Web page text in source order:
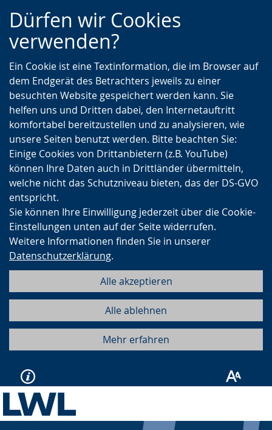
Zur
Hauptnavigation
Zur
Seitennavigation
Zum
Inhalt
Dürfen wir Cookies
verwenden?
Ein Cookie ist eine Textinformation, die im Browser auf
dem Endgerät des Betrachters jeweils zu einer
besuchten Website gespeichert werden kann. Sie
helfen uns und Dritten dabei, den Internetauftritt
komfortabel bereitzustellen und zu analysieren, wie
unsere Seiten benutzt werden. Bitte beachten Sie:
Einige Cookies von Drittanbietern (z.B. YouTube)
können Ihre Daten auch in Drittländer übermitteln,
welche nicht das Schutzniveau bieten, das der DS-GVO
entspricht.
Sie können Ihre Einwilligung jederzeit über die Cookie-
Einstellungen unten auf der Seite widerrufen.
Weitere Informationen finden Sie in unserer
Datenschutzerklärung.
Alle akzeptieren
Alle ablehnen
Mehr erfahren